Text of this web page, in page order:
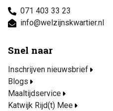
071 403 33 23
info@welzijnskwartier.nl
Snel naar
Inschrijven nieuwsbrief
Blogs
Maaltijdservice
Katwijk Rijd(t) Mee